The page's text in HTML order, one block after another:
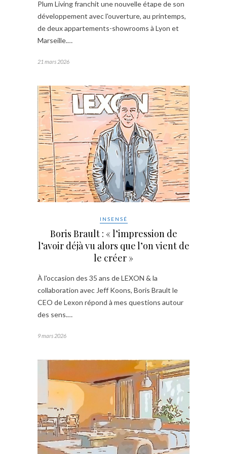
Plum Living franchit une nouvelle étape de son
développement avec l'ouverture, au printemps,
de deux appartements-showrooms à Lyon et
Marseille.…
21 mars 2026
INSENSÉ
Boris Brault : « l’impression de
l’avoir déjà vu alors que l’on vient de
le créer »
À l'occasion des 35 ans de LEXON & la
collaboration avec Jeff Koons, Boris Brault le
CEO de Lexon répond à mes questions autour
des sens.…
9 mars 2026